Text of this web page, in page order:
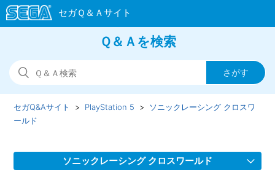
Ｑ＆Ａを検索
セガQ&Aサイト PlayStation 5
ソニックレーシング クロスワ
ールド
ソニックレーシング クロスワールド